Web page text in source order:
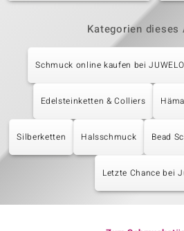
Kategorien dieses
Schmuck online kaufen bei JUWELO
Edelsteinketten & Colliers
Silberketten Halsschmuck Bead
Letzte Chance bei